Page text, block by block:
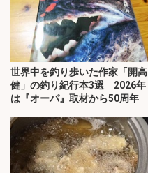
世界中を釣り歩いた作家「開高
健」の釣り紀行本3選 2026年
は『オーパ』取材から50周年